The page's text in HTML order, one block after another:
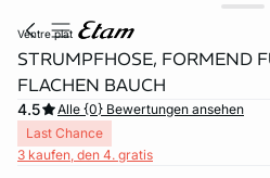
ventre plat
STRUMPFHOSE, FORMEND
FLACHEN BAUCH
4.5
Alle {0} Bewertungen ansehen
Last Chance
3 kaufen, den 4. gratis